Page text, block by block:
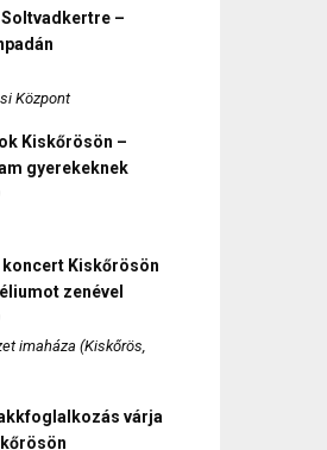
–
Központ
Kiskőrösön –
gyerekeknek
Kiskőrösön
zenével
imaháza (Kiskőrös,
várja